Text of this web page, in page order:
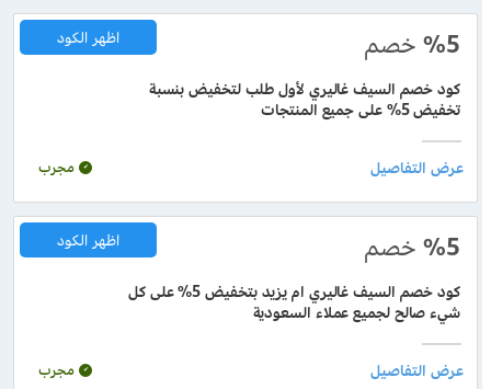
%5 خصم
كود خصم السيف غاليري لأول طلب لتخفيض بنسبة
تخفيض 5% على جميع المنتجات
اظهر الكود
مجرب
%5 خصم
كود خصم السيف غاليري ام يزيد بتخفيض 5% على كل
شيء صالح لجميع عملاء السعودية
اظهر الكود
مجرب